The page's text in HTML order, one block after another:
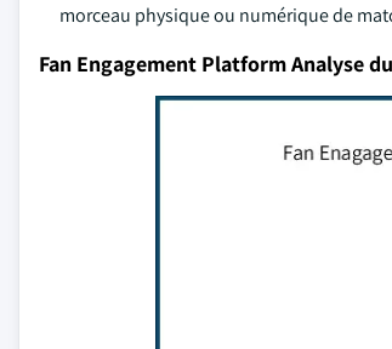
morceau physique ou numérique de
Fan Engagement Platform Analyse